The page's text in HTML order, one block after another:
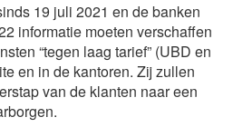
19 juli 2021 en de banken
informatie moeten verschaffen
“tegen laag tarief” (UBD en
en in de kantoren. Zij zullen
van de klanten naar een